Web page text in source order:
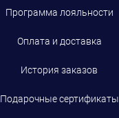
Программа лояльности
Оплата и доставка
История заказов
Подарочные сертификаты